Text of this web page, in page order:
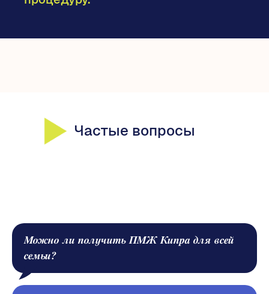
Частые вопросы
Можно ли получить ПМЖ Кипра для всей
семьи?